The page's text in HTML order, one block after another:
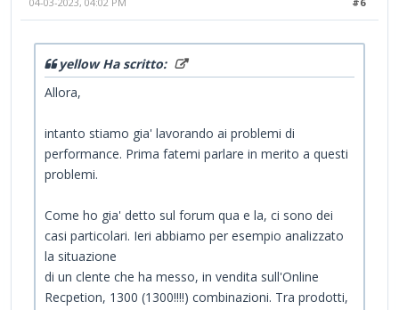
yellow Ha scritto:
Allora,
intanto stiamo gia' lavorando ai problemi di
performance. Prima fatemi parlare in merito a questi
problemi.
Come ho gia' detto sul forum qua e la, ci sono dei
casi particolari. Ieri abbiamo per esempio analizzato
la situazione
di un clente che ha messo, in vendita sull'Online
Recpetion, 1300 (1300!!!!) combinazioni. Tra prodotti,